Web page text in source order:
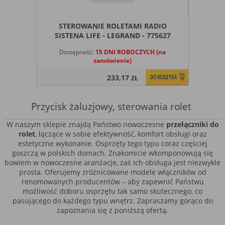
Umożliwiają realizację modelu biznesowego
w oparciu o który udostępniona jest
witryna, ich zablokowanie nie spowoduje
niedostępności całości funkcjonalności
serwisu, ale może obniżyć poziom
świadczenia usługi ze względu na brak
możliwości realizacji przez właściciela
działanie serwisu. Do tej kategorii należą
np. cookies reklamowe.
B. Ze względu na czas przez jaki cookie będzie
umieszczone w urządzeniu końcowym użytkownika:
Rodzaj
Opis
Cookies
tymczasowe
cookie umieszczone na czas korzystania z
przeglądarki (sesji), zostaje wykasowane po
jej zamknięciu
STEROWANIE ROLETAMI RADIO
SISTENA LIFE - LEGRAND - 775627
Dostępność: 15 DNI ROBOCZYCH (na
zamówienie)
233,17ZŁ
Przycisk żaluzjowy, sterowania rolet
W naszym sklepie znajdą Państwo nowoczesne przełączniki do
rolet, łączące w sobie efektywność, komfort obsługi oraz
estetyczne wykonanie. Osprzęty tego typu coraz częściej
goszczą w polskich domach. Znakomicie wkomponowują się
bowiem w nowoczesne aranżacje, zaś ich obsługa jest niezwykle
prosta. Oferujemy zróżnicowane modele włączników od
renomowanych producentów – aby zapewnić Państwu
możliwość doboru osprzętu tak samo skutecznego, co
pasującego do każdego typu wnętrz. Zapraszamy gorąco do
zapoznania się z poniższą ofertą.